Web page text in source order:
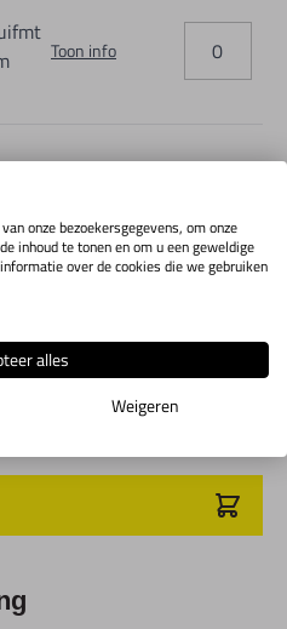
Toon info
Toon info
onze bezoekersgegevens, om onze
inhoud te tonen en om u een geweldige
over de cookies die we gebruiken
alles
Weigeren